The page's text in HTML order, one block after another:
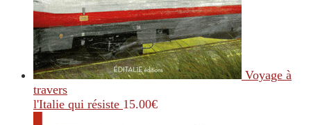
Voyage à
travers
l'Italie qui résiste 15.00€